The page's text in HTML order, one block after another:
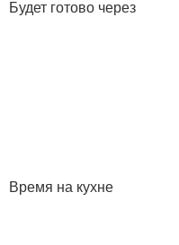
Будет готово через
Время на кухне